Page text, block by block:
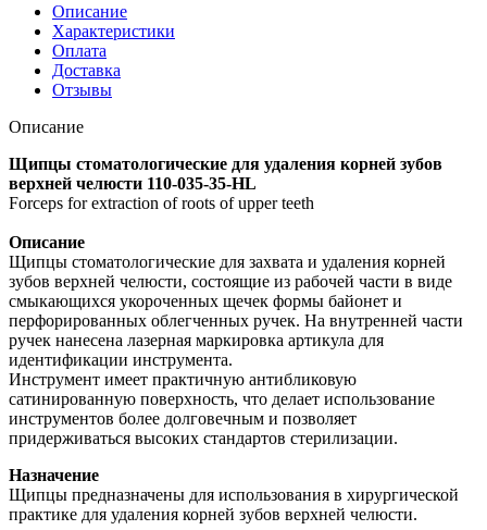
Описание
Характеристики
Оплата
Доставка
Отзывы
Описание
Щипцы стоматологические для удаления корней зубов
верхней челюсти 110-035-35-HL
Forceps for extraction of roots of upper teeth
Описание
Щипцы стоматологические для захвата и удаления корней
зубов верхней челюсти, состоящие из рабочей части в виде
смыкающихся укороченных щечек формы байонет и
перфорированных облегченных ручек. На внутренней части
ручек нанесена лазерная маркировка артикула для
идентификации инструмента.
Инструмент имеет практичную антибликовую
сатинированную поверхность, что делает использование
инструментов более долговечным и позволяет
придерживаться высоких стандартов стерилизации.
Назначение
Щипцы предназначены для использования в хирургической
практике для удаления корней зубов верхней челюсти.